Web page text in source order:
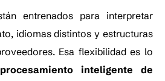
entrenados para interpretar
idiomas distintos y estructuras
Esa flexibilidad es lo
procesamiento inteligente de